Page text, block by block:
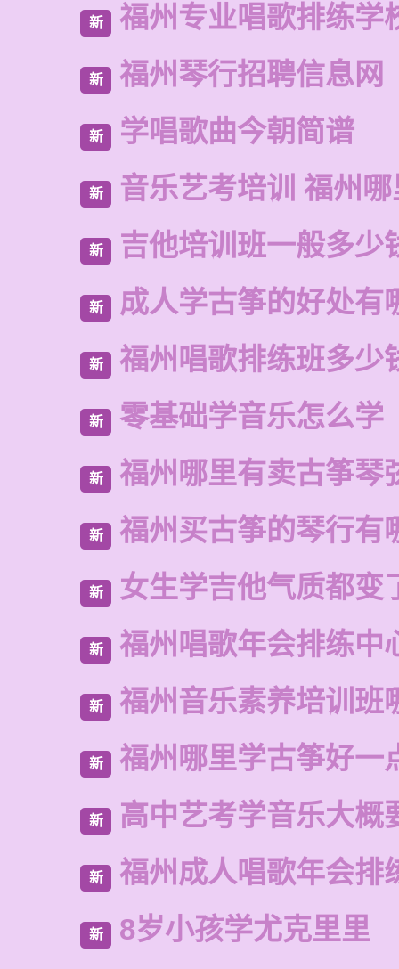
新 福州专业唱歌排练学
新 福州琴行招聘信息网
新 学唱歌曲今朝简谱
新 音乐艺考培训 福州
新 吉他培训班一般多少
新 成人学古筝的好处有
新 福州唱歌排练班多少
新 零基础学音乐怎么学
新 福州哪里有卖古筝琴
新 福州买古筝的琴行有
新 女生学吉他气质都变
新 福州唱歌年会排练中
新 福州音乐素养培训班
新 福州哪里学古筝好一
新 高中艺考学音乐大概
新 福州成人唱歌年会排
新 8岁小孩学尤克里里